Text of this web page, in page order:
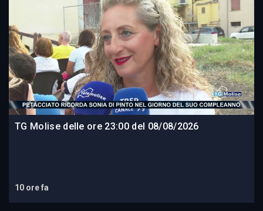
TG Molise delle ore 23:00 del 08/08/2026
10 ore fa